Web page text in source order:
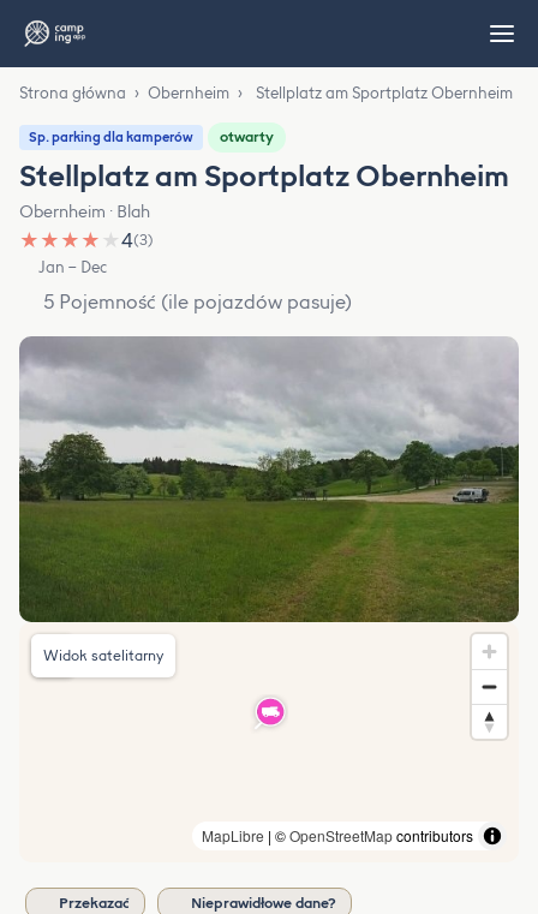
Strona główna › Obernheim › Stellplatz am Sportplatz Obernheim
Sp. parking dla kamperów otwarty
Stellplatz am Sportplatz Obernheim
Obernheim · Blah
★ ★ ★ ★ ★4(3)
Jan – Dec
5 Pojemność (ile pojazdów pasuje)
MapLibre | ©OpenStreetMapcontributors
Widok satelitarny
Przekazać Nieprawidłowe dane?